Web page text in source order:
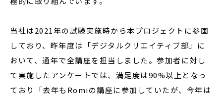
当社は2021年の試験実施時から本プロジェクトに参画
しており、昨年度は「デジタルクリエイティブ部」に
おいて、通年で全講座を担当しました。参加者に対し
て実施したアンケートでは、満足度は90%以上となっ
ており「去年もRomiの講座に参加していたが、今年は